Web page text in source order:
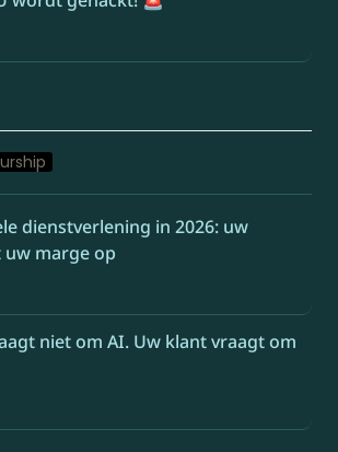
dienstverlening in 2026: uw
marge op
niet om AI. Uw klant vraagt om